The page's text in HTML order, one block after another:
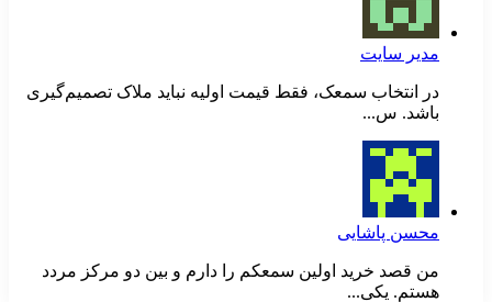
مدیر سایت
در انتخاب سمعک، فقط قیمت اولیه نباید ملاک تصمیم‌گیری
باشد. س...
محسن پاشایی
من قصد خرید اولین سمعکم را دارم و بین دو مرکز مردد
هستم. یکی...